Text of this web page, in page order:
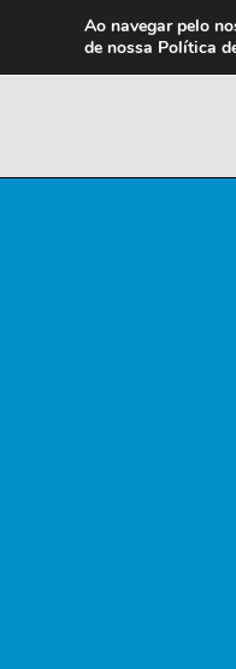
Ao navegar pelo
de nossa Política